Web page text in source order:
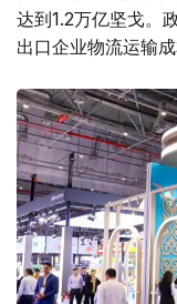
达到1.2万亿坚戈。
出口企业物流运输成